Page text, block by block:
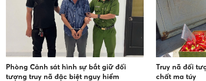
Phòng Cảnh sát hình sự bắt giữ đối
tượng truy nã đặc biệt nguy hiểm
Truy nã đối
chất ma túy